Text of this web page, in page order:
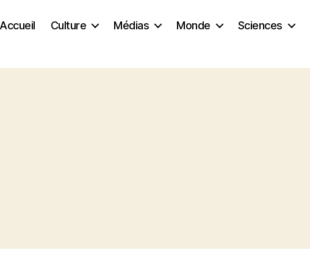
Accueil Culture Médias Monde Sciences